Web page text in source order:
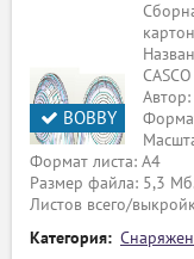
BOBBY
Автор:
Формат листа: А4
Размер файла: 5,3 Мб.
Листов всего/
Категория: